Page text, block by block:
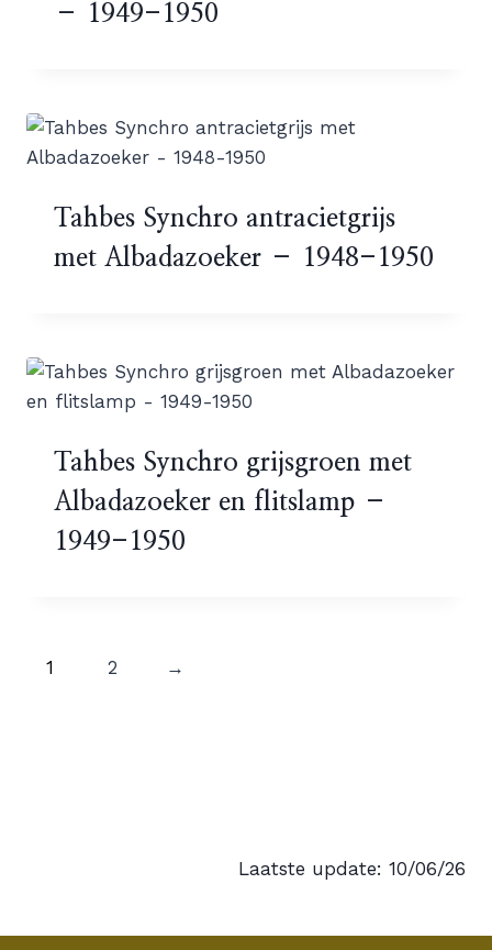
– 1949-1950
Tahbes Synchro antracietgrijs
met Albadazoeker – 1948-1950
Tahbes Synchro grijsgroen met
Albadazoeker en flitslamp –
1949-1950
1 2 →
Laatste update: 10/06/26